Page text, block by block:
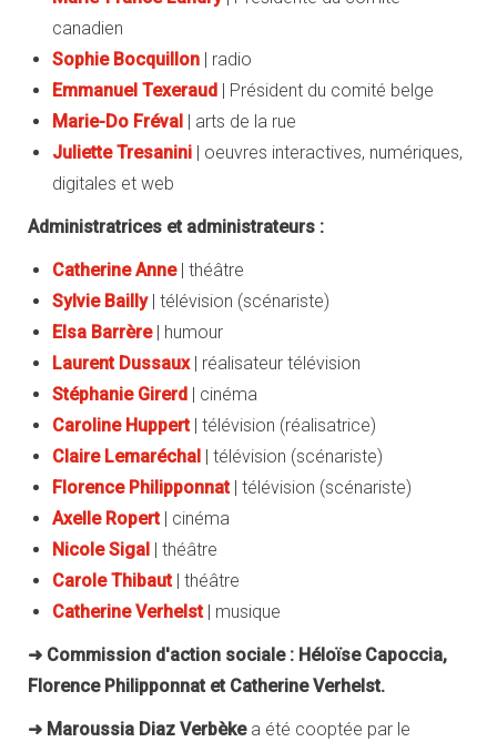
canadien
Sophie Bocquillon
| radio
Emmanuel Texeraud
| Président du comité belge
M arie-Do Fréval
| arts de la rue
Juliette Tresanini | oeuvres interactives, numériques,
digitales et web
Administratrices et administrateurs :
Catherine Anne| théâtre
Sylvie Bailly| télévision (scénariste)
Elsa Barrère| humour
Laurent Dussaux| réalisateur télévision
Stéphanie Girerd
| cinéma
Caroline Huppert| télévision (réalisatrice)
Claire Lemaréchal
| télévision (scénariste)
Florence Philipponnat | télévision (scénariste)
Axelle Ropert
| cinéma
Nicole Sigal
| théâtre
Carole Thibaut| théâtre
Catherine Verhelst| musique
➜ Commission d'action sociale : Héloïse Capoccia,
Florence Philipponnat et Catherine Verhelst.
➜ Maroussia Diaz Verbèke a été cooptée par le